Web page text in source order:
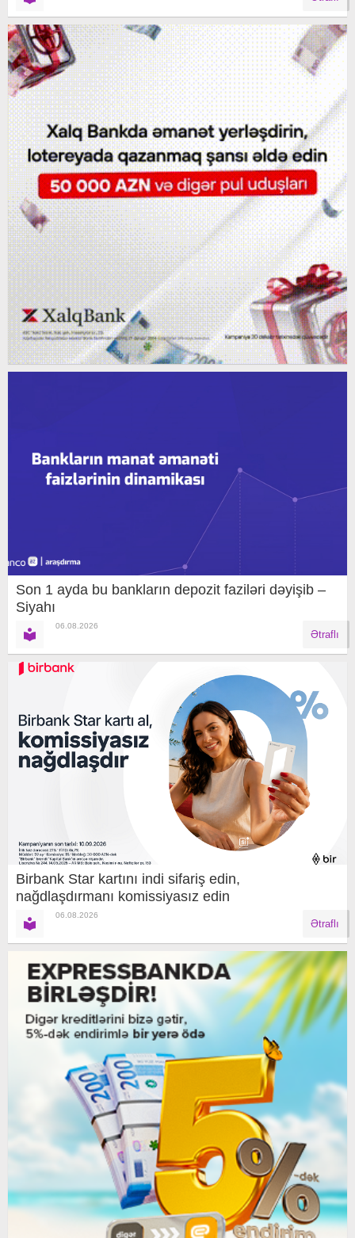
Son 1 ayda bu bankların depozit faziləri dəyişib –
Siyahı
06.08.2026
Ətraflı
Birbank Star kartını indi sifariş edin,
nağdlaşdırmanı komissiyasız edin
06.08.2026
Ətraflı